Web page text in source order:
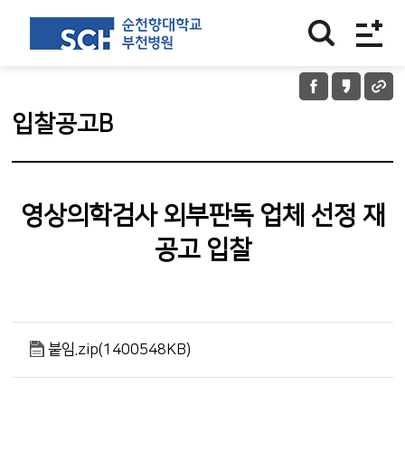
입찰공고B
영상의학검사 외부판독 업체 선정 재
공고 입찰
붙임.zip(1400548KB)